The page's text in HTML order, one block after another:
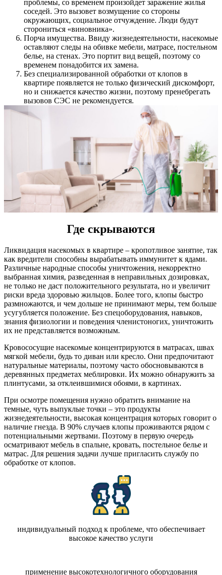
проблемы, со временем произойдет заражение жилья
соседей. Это вызовет возмущение со стороны
окружающих, социальное отчуждение. Люди будут
сторониться «виновника».
Порча имущества. Ввиду жизнедеятельности, насекомые
оставляют следы на обивке мебели, матрасе, постельном
белье, на стенах. Это портит вид вещей, поэтому со
временем понадобится их замена.
Без специализированной обработки от клопов в
квартире появляется не только физический дискомфорт,
но и снижается качество жизни, поэтому пренебрегать
вызовов СЭС не рекомендуется.
Где скрываются
Ликвидация насекомых в квартире – кропотливое занятие, так
как вредители способны вырабатывать иммунитет к ядами.
Различные народные способы уничтожения, некорректно
выбранная химия, разведенная в неправильных дозировках,
не только не даст положительного результата, но и увеличит
риски вреда здоровью жильцов. Более того, клопы быстро
размножаются, и чем дольше не принимают меры, тем больше
усугубляется положение. Без спецоборудования, навыков,
знания физиологии и поведения членистоногих, уничтожить
их не представляется возможным.
Кровососущие насекомые концентрируются в матрасах, швах
мягкой мебели, будь то диван или кресло. Они предпочитают
натуральные материалы, поэтому часто обосновываются в
деревянных предметах меблировки. Их можно обнаружить за
плинтусами, за отклеившимися обоями, в картинах.
При осмотре помещения нужно обратить внимание на
темные, чуть выпуклые точки – это продукты
жизнедеятельности, высокая концентрация которых говорит о
наличие гнезда. В 90% случаев клопы проживаются рядом с
потенциальными жертвами. Поэтому в первую очередь
осматривают мебель в спальне, кровать, постельное белье и
матрас. Для решения задачи лучше пригласить службу по
обработке от клопов.
индивидуальный подход к проблеме, что обеспечивает
высокое качество услуги
применение высокотехнологичного оборудования